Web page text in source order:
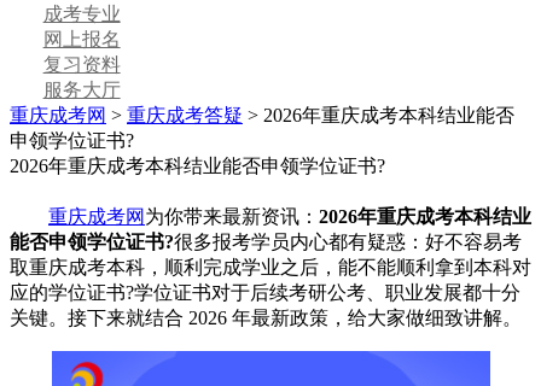
成考专业
网上报名
复习资料
服务大厅
重庆成考网 > 重庆成考答疑 > 2026年重庆成考本科结业能否
申领学位证书?
2026年重庆成考本科结业能否申领学位证书?
重庆成考网 为你带来最新资讯： 2026年重庆成考本科结业
能否申领学位证书?很多报考学员内心都有疑惑：好不容易考
取重庆成考本科，顺利完成学业之后，能不能顺利拿到本科对
应的学位证书?学位证书对于后续考研公考、职业发展都十分
关键。接下来就结合 2026 年最新政策，给大家做细致讲解。